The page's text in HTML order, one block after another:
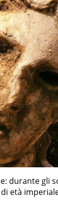
durante gli
età